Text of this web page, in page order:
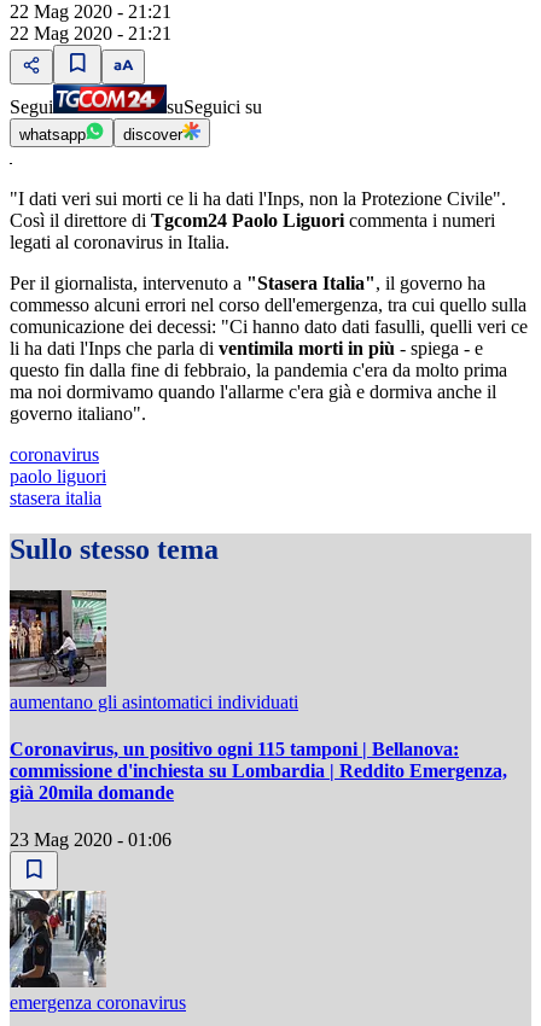
22 Mag 2020 - 21:21
22 Mag 2020 - 21:21
Segui suSeguici su
whatsapp discover
"I dati veri sui morti ce li ha dati l'Inps, non la Protezione Civile".
Così il direttore di Tgcom24 Paolo Liguori commenta i numeri
legati al coronavirus in Italia.
Per il giornalista, intervenuto a "Stasera Italia", il governo ha
commesso alcuni errori nel corso dell'emergenza, tra cui quello sulla
comunicazione dei decessi: "Ci hanno dato dati fasulli, quelli veri ce
li ha dati l'Inps che parla di ventimila morti in più - spiega - e
questo fin dalla fine di febbraio, la pandemia c'era da molto prima
ma noi dormivamo quando l'allarme c'era già e dormiva anche il
governo italiano".
coronavirus
paolo liguori
stasera italia
Sullo stesso tema
aumentano gli asintomatici individuati
Coronavirus, un positivo ogni 115 tamponi | Bellanova:
commissione d'inchiesta su Lombardia | Reddito Emergenza,
già 20mila domande
23 Mag 2020 - 01:06
emergenza coronavirus